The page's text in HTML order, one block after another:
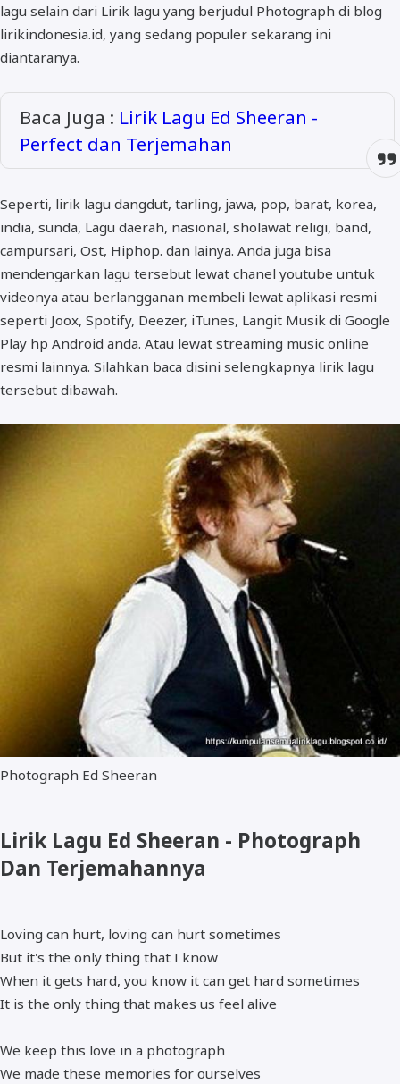
lagu selain dari Lirik lagu yang berjudul Photograph di blog
lirikindonesia.id, yang sedang populer sekarang ini
diantaranya.
Baca Juga : Lirik Lagu Ed Sheeran -
Perfect dan Terjemahan
Seperti, lirik lagu dangdut, tarling, jawa, pop, barat, korea,
india, sunda, Lagu daerah, nasional, sholawat religi, band,
campursari, Ost, Hiphop. dan lainya. Anda juga bisa
mendengarkan lagu tersebut lewat chanel youtube untuk
videonya atau berlangganan membeli lewat aplikasi resmi
seperti Joox, Spotify, Deezer, iTunes, Langit Musik di Google
Play hp Android anda. Atau lewat streaming music online
resmi lainnya. Silahkan baca disini selengkapnya lirik lagu
tersebut dibawah.
Photograph Ed Sheeran
Lirik Lagu Ed Sheeran - Photograph
Dan Terjemahannya
Loving can hurt, loving can hurt sometimes
But it's the only thing that I know
When it gets hard, you know it can get hard sometimes
It is the only thing that makes us feel alive
We keep this love in a photograph
We made these memories for ourselves